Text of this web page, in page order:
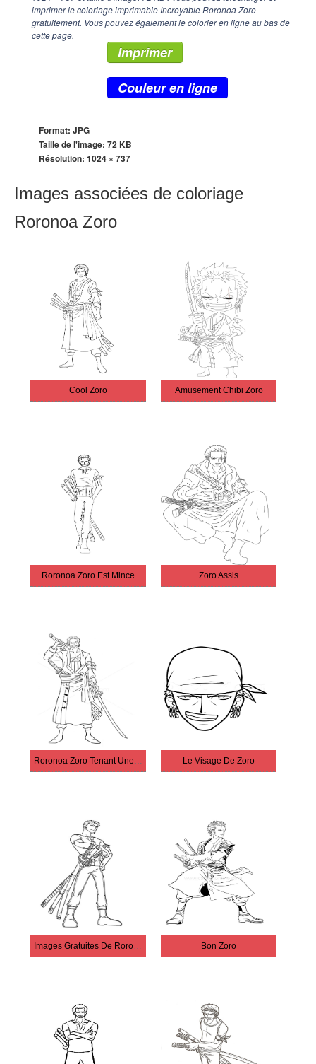
imprimer le coloriage imprimable Incroyable Roronoa Zoro
gratuitement. Vous pouvez également le colorier en ligne au bas de
cette page.
Imprimer
Couleur en ligne
Format: JPG
Taille de l'image: 72 KB
Résolution: 1024 × 737
Images associées de coloriage
Roronoa Zoro
Cool Zoro Amusement Chibi Zoro
Roronoa Zoro Est Mince Zoro Assis
Roronoa Zoro Tenant Une Épée Le Visage De Zoro
Images Gratuites De Roronoa Zoro Bon Zoro